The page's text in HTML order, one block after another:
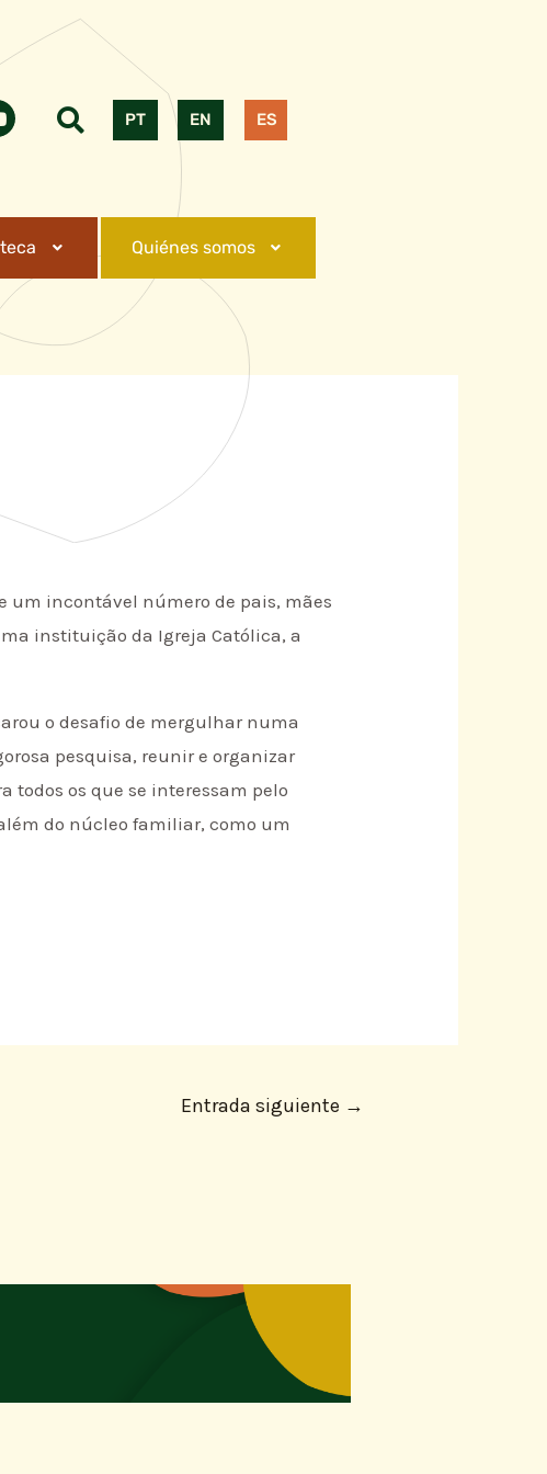
PT EN ES
Quiénes somos
um incontável número de pais, mães
instituição da Igreja Católica, a
o desafio de mergulhar numa
pesquisa, reunir e organizar
todos os que se interessam pelo
do núcleo familiar, como um
Entrada siguiente →